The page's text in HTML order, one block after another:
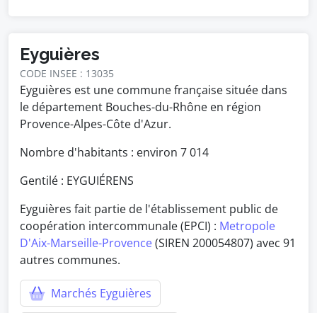
Eyguières
CODE INSEE : 13035
Eyguières est une commune française située dans
le département Bouches-du-Rhône en région
Provence-Alpes-Côte d'Azur.
Nombre d'habitants : environ 7 014
Gentilé : EYGUIÉRENS
Eyguières fait partie de l'établissement public de
coopération intercommunale (EPCI) : Metropole
D'Aix-Marseille-Provence(SIREN 200054807) avec 91
autres communes.
Marchés Eyguières